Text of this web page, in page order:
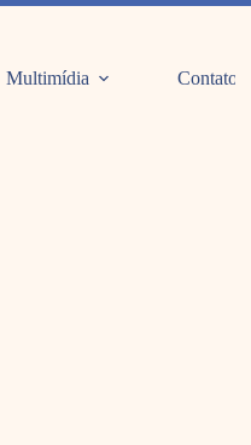
Multimídia Contato